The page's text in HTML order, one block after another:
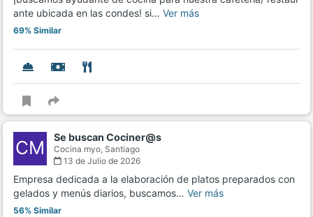
ante ubicada en las condes! si… Ver más
69% Similar
CM Se buscan Cociner@s
Cocina myo, Santiago
13 de Julio de 2026
Empresa dedicada a la elaboración de platos preparados con
gelados y menús diarios, buscamos… Ver más
56% Similar